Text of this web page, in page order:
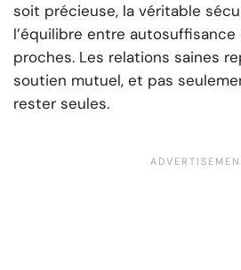
soit précieuse, la véritable
l’équilibre entre
proches. Les relations saines
soutien mutuel, et pas
rester seules.